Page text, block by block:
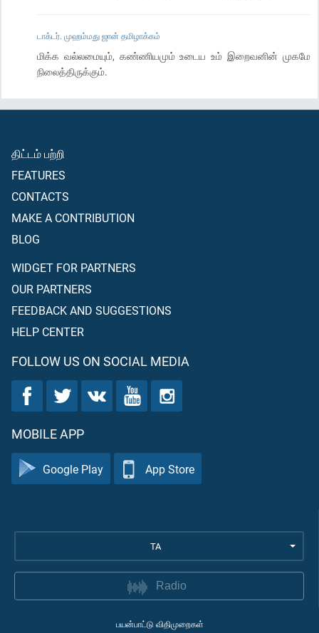
டாக்டர். முஹம்மது ஜான் தமிழாக்கம்
மிக்க வல்லமையும், கண்ணியமும் உடைய உம் இறைவனின் முகமே
நிலைத்திருக்கும்.
திட்டம் பற்றி
FEATURES
CONTACTS
MAKE A CONTRIBUTION
BLOG
WIDGET FOR PARTNERS
OUR PARTNERS
FEEDBACK AND SUGGESTIONS
HELP CENTER
FOLLOW US ON SOCIAL MEDIA
MOBILE APP
Google Play App Store
TA
Radio
பயன்பாட்டு விதிமுறைகள்